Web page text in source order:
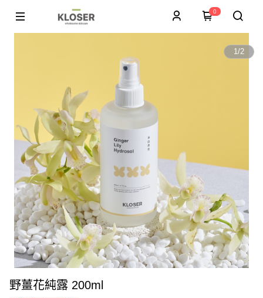
0
1/2
野薑花純露 200ml